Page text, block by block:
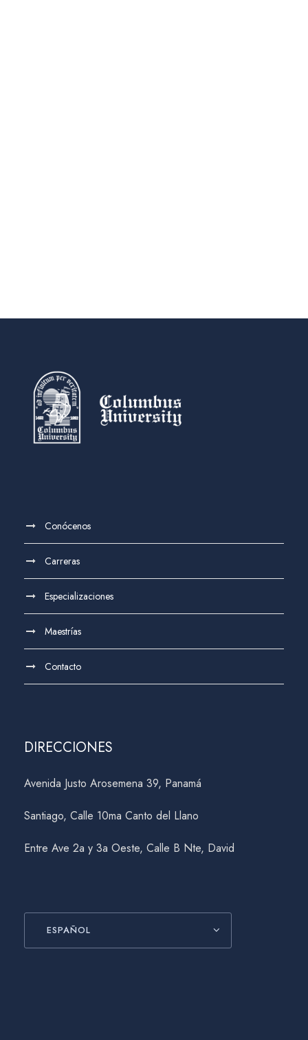
Conócenos
Carreras
Especializaciones
Maestrías
Contacto
DIRECCIONES
Avenida Justo Arosemena 39, Panamá
Santiago, Calle 10ma Canto del Llano
Entre Ave 2a y 3a Oeste, Calle B Nte, David
ESPAÑOL